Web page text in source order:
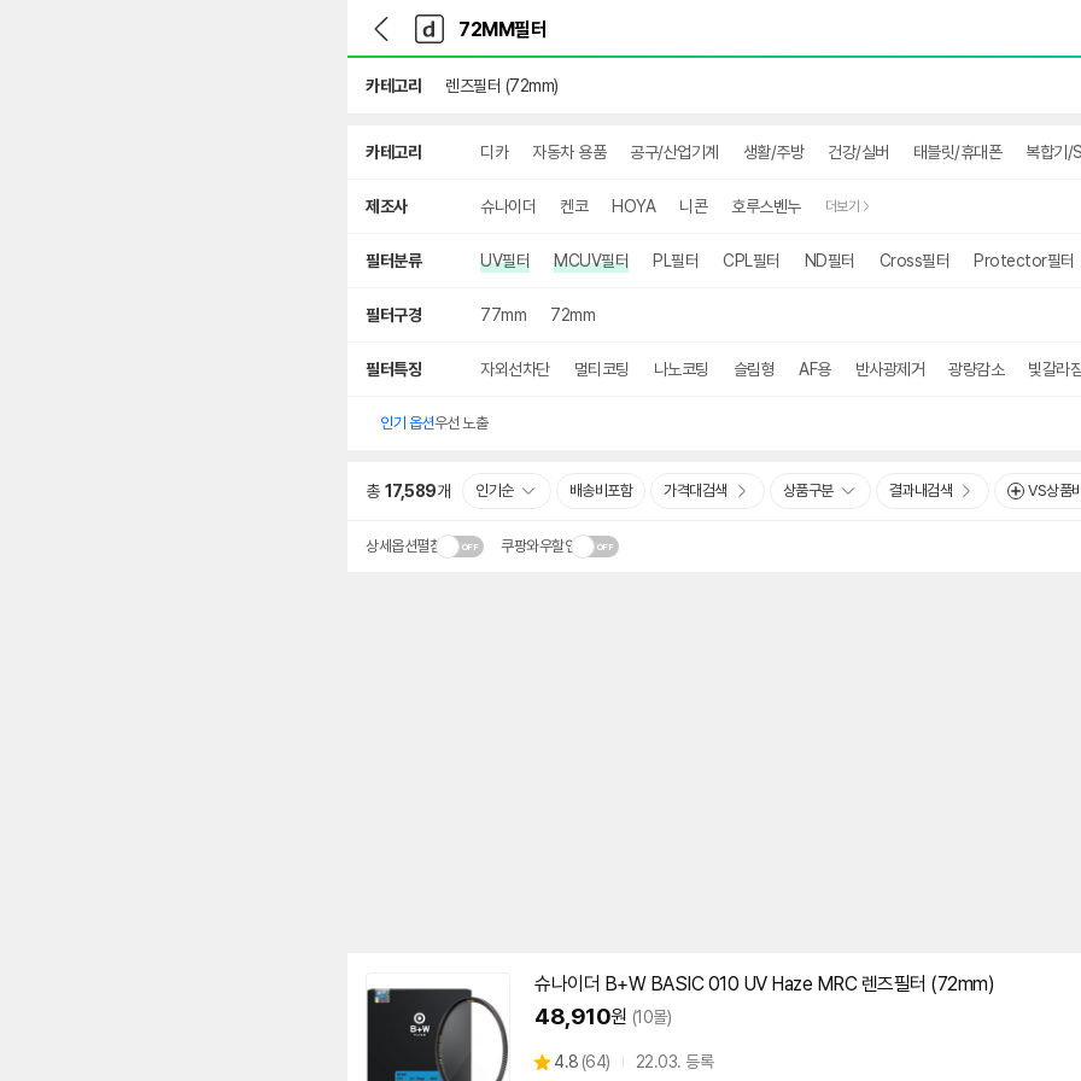
다
나
와
가
기
다
와
메
인
카테고리 렌즈필터 (72mm)
카테고리 디카 자동차 용품 공구/산업기계 생활/주방 건강/실버 태블릿/휴대폰 복합기/
제조사 슈나이더 켄코 HOYA 니콘 호루스벤누 더보기
필터분류 UV필터 MCUV필터 PL필터 CPL필터 ND필터 Cross필터 Protector필터
필터구경 77mm 72mm
필터특징 자외선차단 멀티코팅 나노코팅 슬림형 AF용 반사광제거 광량감소 빛갈라
인기 옵션우선 노출
총 17,589개 인기순 배송비포함 가격대검색 상품구분 결과내검색 VS상품
상세옵션펼침 쿠팡와우할인
슈나이더 B+W BASIC 010 UV Haze MRC 렌즈필터 (72mm)
48,910원 (10몰)
별
4.8 (상
64) 22.03. 등록